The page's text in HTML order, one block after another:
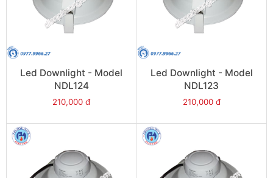
Led Downlight - Model
NDL124
210,000 đ
Led Downlight - Model
NDL123
210,000 đ